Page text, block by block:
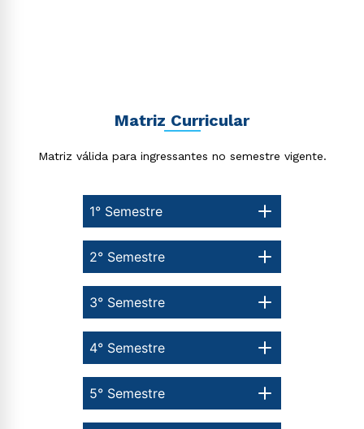
Matriz Curricular
Matriz válida para ingressantes no semestre vigente.
1° Semestre
5° Semestre
4° Semestre
3° Semestre
2° Semestre
Estou de acordo com aPolítica de Privacidade.
autorizo que meus dados sejam utilizados para o